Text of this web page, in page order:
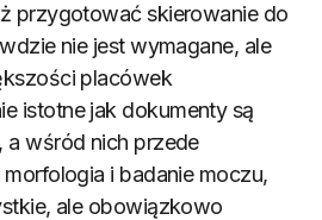
przygotować skierowanie do
nie jest wymagane, ale
placówek
istotne jak dokumenty są
wśród nich przede
i badanie moczu,
ale obowiązkowo